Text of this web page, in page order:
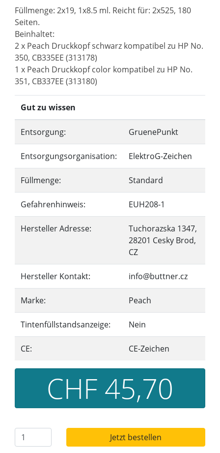
Füllmenge: 2x19, 1x8.5 ml. Reicht für: 2x525, 180
Seiten.
Beinhaltet:
2 x Peach Druckkopf schwarz kompatibel zu HP No.
350, CB335EE (313178)
1 x Peach Druckkopf color kompatibel zu HP No.
351, CB337EE (313180)
Gut zu wissen
Entsorgung: GruenePunkt
Entsorgungsorganisation: ElektroG-Zeichen
Füllmenge: Standard
Gefahrenhinweis: EUH208-1
Hersteller Adresse:
Tuchorazska 1347,
28201 Cesky Brod,
CZ
Hersteller Kontakt: info@buttner.cz
Marke: Peach
Tintenfüllstandsanzeige: Nein
CE: CE-Zeichen
CHF 45,70
Jetzt bestellen